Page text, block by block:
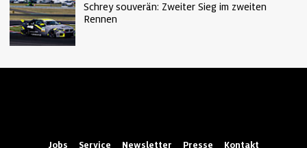
Schrey souverän: Zweiter Sieg im zweiten
Rennen
Jobs Service Newsletter Presse Kontakt